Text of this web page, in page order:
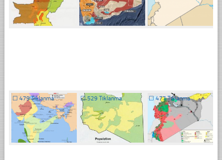
☐ 479 Tıklanma ☐529 Tıklanma ☐477 Tıklanma